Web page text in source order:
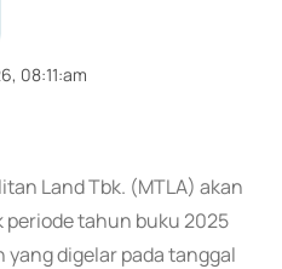
08:11:am
Land Tbk. (MTLA) akan
tahun buku 2025
yang digelar pada tanggal